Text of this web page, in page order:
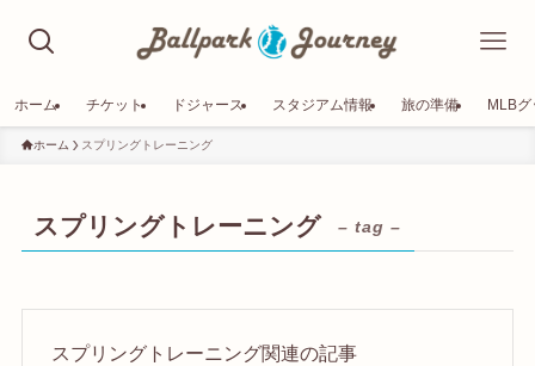
ホーム チケット ドジャース スタジアム情報 旅の準備 MLB
ホーム スプリングトレーニング
スプリングトレーニング – tag –
スプリングトレーニング関連の記事